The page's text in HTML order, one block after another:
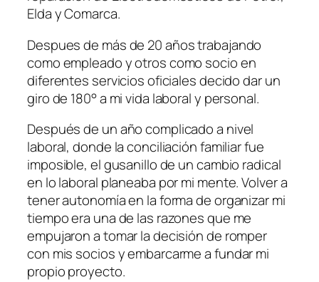
Elda y Comarca.
Despues de más de 20 años trabajando
como empleado y otros como socio en
diferentes servicios oficiales decido dar un
giro de 180° a mi vida laboral y personal.
Después de un año complicado a nivel
laboral, donde la conciliación familiar fue
imposible, el gusanillo de un cambio radical
en lo laboral planeaba por mi mente. Volver a
tener autonomía en la forma de organizar mi
tiempo era una de las razones que me
empujaron a tomar la decisión de romper
con mis socios y embarcarme a fundar mi
propio proyecto.